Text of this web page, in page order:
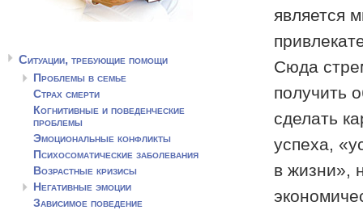
является
Сюда
получить
сделать
успеха,
в жизни»,
Ситуации, требующие помощи
Проблемы в семье
Страх смерти
Когнитивные и поведенческие
проблемы
Эмоциональные конфликты
Психосоматические заболевания
Возрастные кризисы
Негативные эмоции
Зависимое поведение